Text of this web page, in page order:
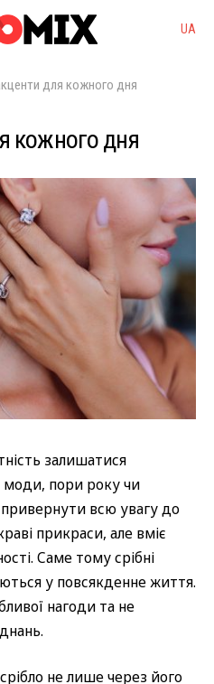
UA
для кожного дня
кожного дня
залишатися
моди, пори року чи
всю увагу до
прикраси, але вміє
Саме тому срібні
у повсякденне життя.
нагоди та не
не лише через його